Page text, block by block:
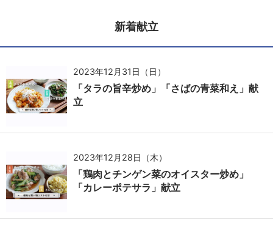
新着献立
2023年12月31日（日）
「タラの旨辛炒め」「さばの青菜和え」献
立
2023年12月28日（木）
「鶏肉とチンゲン菜のオイスター炒め」
「カレーポテサラ」献立